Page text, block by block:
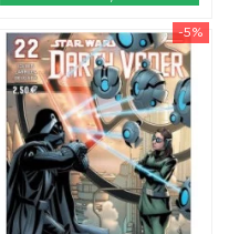
-5%